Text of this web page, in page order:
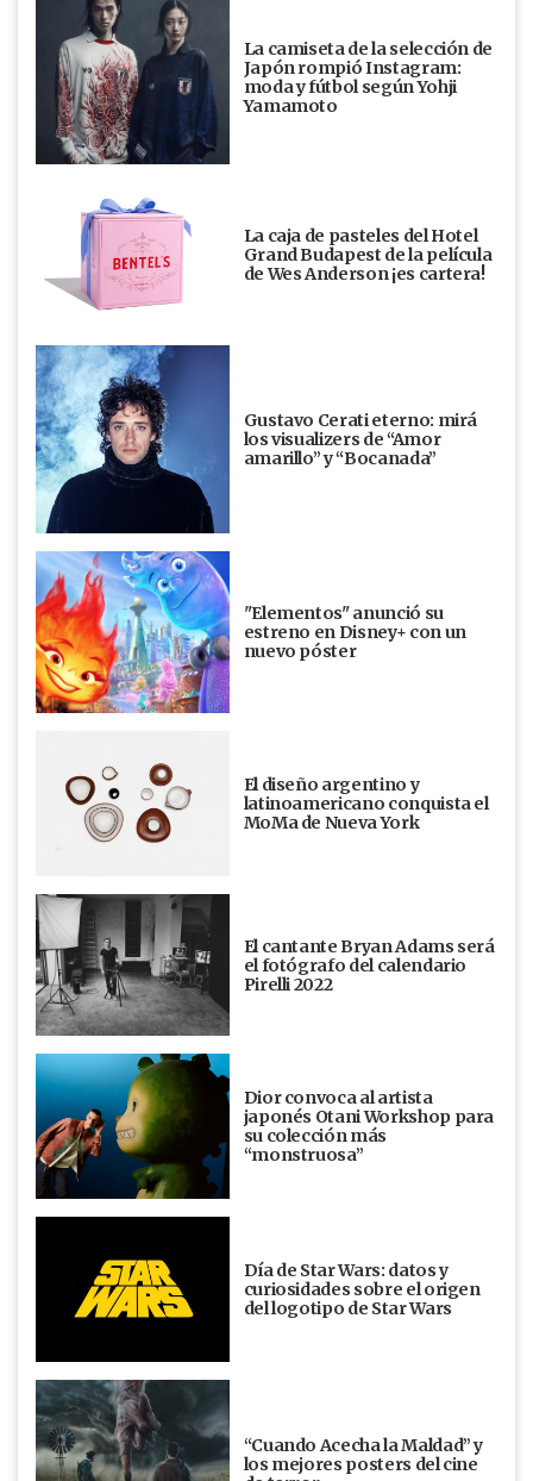
La camiseta de la selección de
Japón rompió Instagram:
moda y fútbol según Yohji
Yamamoto
La caja de pasteles del Hotel
Grand Budapest de la película
de Wes Anderson ¡es cartera!
Gustavo Cerati eterno: mirá
los visualizers de “Amor
amarillo” y “Bocanada”
"Elementos" anunció su
estreno en Disney+ con un
nuevo póster
El diseño argentino y
latinoamericano conquista el
MoMa de Nueva York
El cantante Bryan Adams será
el fotógrafo del calendario
Pirelli 2022
Dior convoca al artista
japonés Otani Workshop para
su colección más
“monstruosa”
Día de Star Wars: datos y
curiosidades sobre el origen
del logotipo de Star Wars
“Cuando Acecha la Maldad” y
los mejores posters del cine